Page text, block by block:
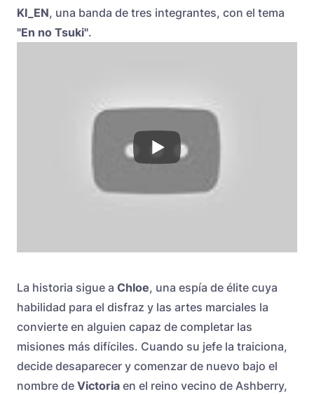
KI_EN, una banda de tres integrantes, con el tema
"En no Tsuki".
La historia sigue a Chloe, una espía de élite cuya
habilidad para el disfraz y las artes marciales la
convierte en alguien capaz de completar las
misiones más difíciles. Cuando su jefe la traiciona,
decide desaparecer y comenzar de nuevo bajo el
nombre de Victoria en el reino vecino de Ashberry,